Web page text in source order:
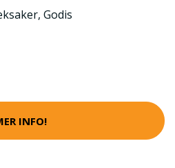
, Godis
INFO!